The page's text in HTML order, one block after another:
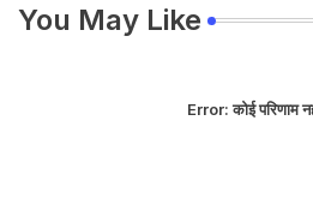
You May Like
Error:कोई परिणाम